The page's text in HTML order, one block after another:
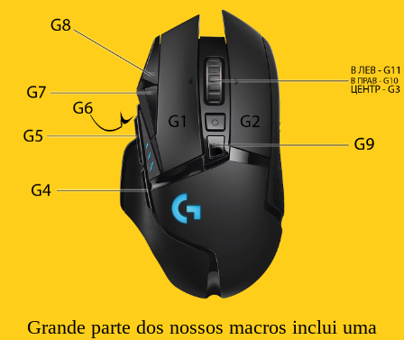
Grande parte dos nossos macros inclui uma